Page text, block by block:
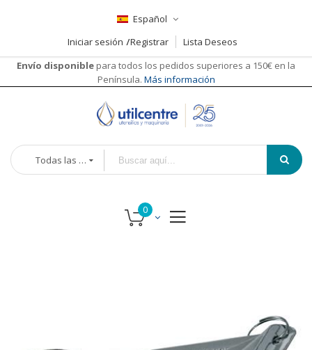
Español
Iniciar sesión
Registrar
Lista Deseos
Envío disponible para todos los pedidos superiores a 150€ en la
Península. Más información
Todas las categorías